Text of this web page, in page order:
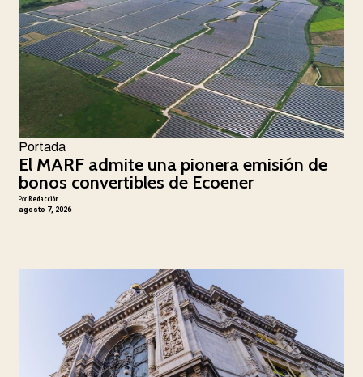
Portada
El MARF admite una pionera emisión de
bonos convertibles de Ecoener
PorRedacción
agosto 7, 2026